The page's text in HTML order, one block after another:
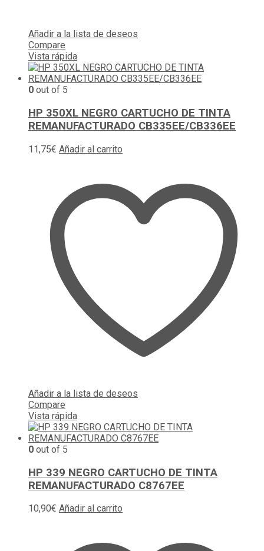
Añadir a la lista de deseos
Compare
Vista rápida
0 out of 5
HP 350XL NEGRO CARTUCHO DE TINTA
REMANUFACTURADO CB335EE/CB336EE
11,75€ Añadir al carrito
Añadir a la lista de deseos
Compare
Vista rápida
0 out of 5
HP 339 NEGRO CARTUCHO DE TINTA
REMANUFACTURADO C8767EE
10,90€ Añadir al carrito